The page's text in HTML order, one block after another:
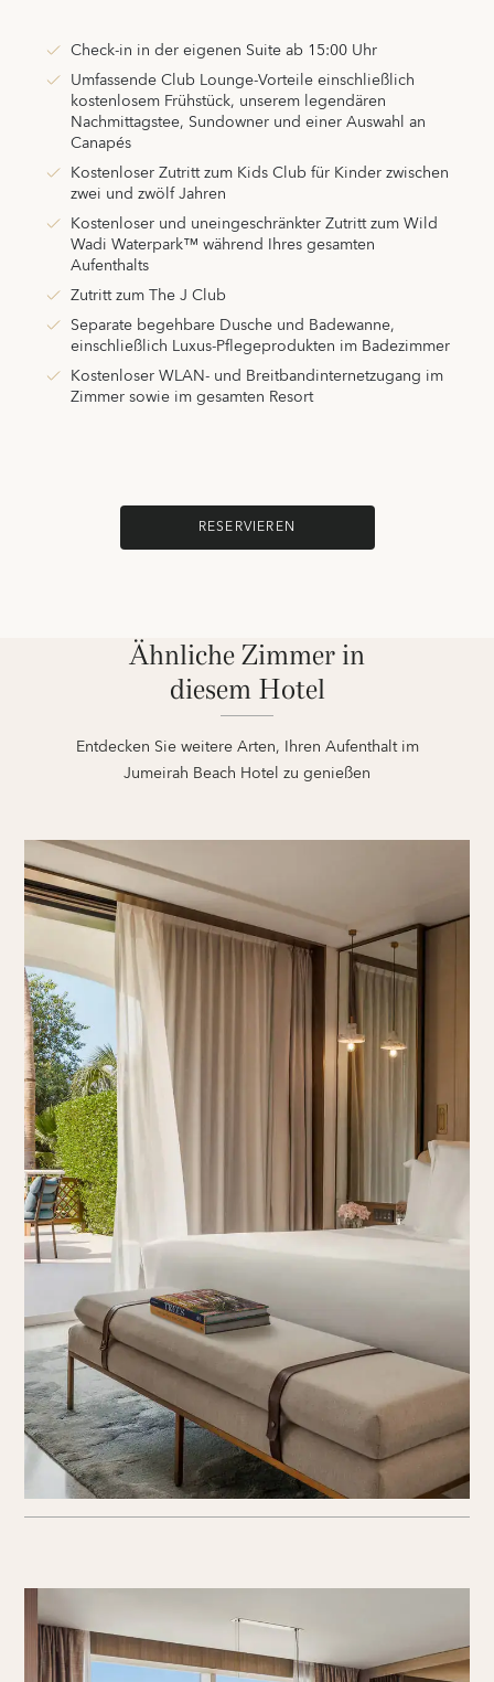
Check-in in der eigenen Suite ab 15:00 Uhr
Umfassende Club Lounge-Vorteile einschließlich
kostenlosem Frühstück, unserem legendären
Nachmittagstee, Sundowner und einer Auswahl an
Canapés
Kostenloser Zutritt zum Kids Club für Kinder zwischen
zwei und zwölf Jahren
Kostenloser und uneingeschränkter Zutritt zum Wild
Wadi Waterpark™ während Ihres gesamten
Aufenthalts
Zutritt zum The J Club
Separate begehbare Dusche und Badewanne,
einschließlich Luxus-Pflegeprodukten im Badezimmer
Kostenloser WLAN- und Breitbandinternetzugang im
Zimmer sowie im gesamten Resort
RESERVIEREN
Ähnliche Zimmer in
diesem Hotel
Entdecken Sie weitere Arten, Ihren Aufenthalt im
Jumeirah Beach Hotel zu genießen